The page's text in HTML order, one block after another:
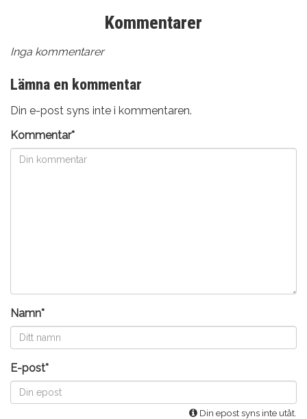
Kommentarer
Inga kommentarer
Lämna en kommentar
Din e-post syns inte i kommentaren.
Kommentar*
Namn*
E-post*
Din epost syns inte utåt.